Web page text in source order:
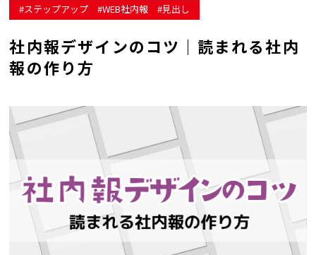
資料コーナー
動画コーナー
トレンド用語集
社長ブログ
ステップアップ WEB社内報 見出し
社内報デザインのコツ｜読まれる社内
報の作り方